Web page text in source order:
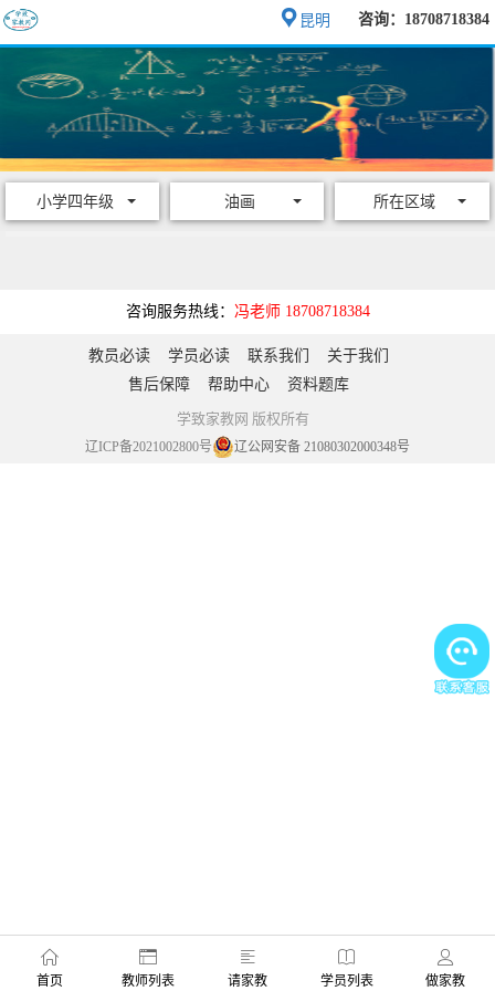
咨询：18708718384
昆明
小学四年级 油画 所在区域
咨询服务热线： 冯老师 18708718384
教员必读 学员必读 联系我们
关于我们
售后保障
帮助中心 资料题库
学致家教网 版权所有
辽ICP备2021002800号 辽公网安备 21080302000348号
首页 教师列表 请家教 学员列表 做家教